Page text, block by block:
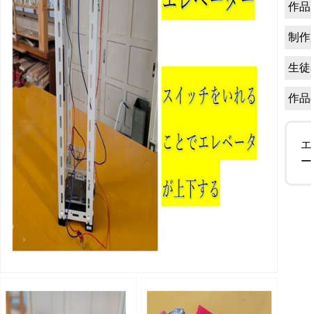
作
制
生
作